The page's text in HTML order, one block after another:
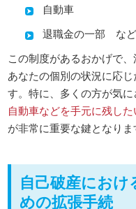
自動車
退職金の一部 など
この制度があるおかげで
あなたの個別の状況に応
す。特に、多くの方が気
自動車などを手元に残した
が非常に重要な鍵となりま
自己破産にお
めの拡張手続